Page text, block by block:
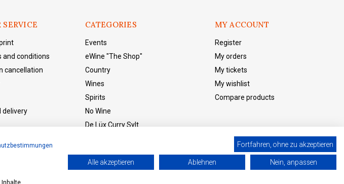
SERVICE
and conditions
cancellation
delivery
CATEGORIES
Events
eWine "The Shop"
Country
Wines
Spirits
No Wine
De Lüx Curry Sylt
MY ACCOUNT
Register
My orders
My tickets
My wishlist
Compare products
Fortfahren, ohne zu akzeptieren
Inhalte
Alle akzeptieren Ablehnen Nein, anpassen